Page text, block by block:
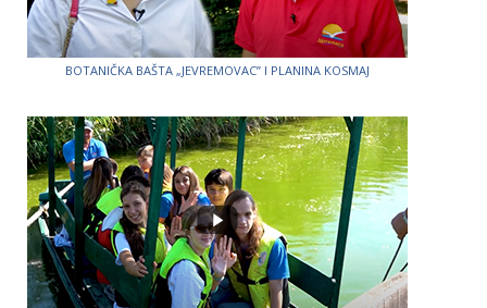
BOTANIČKA BAŠTA „JEVREMOVAC” I PLANINA KOSMAJ